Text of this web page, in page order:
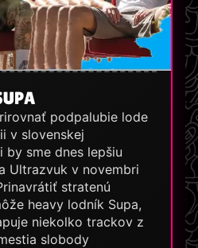
podpalubie lode
v slovenskej
by sme dnes lepšiu
Ultrazvuk v novembri
stratenú
heavy lodník Supa,
niekolko trackov z
slobody